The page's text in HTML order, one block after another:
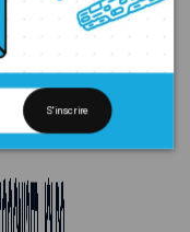
S'inscrire